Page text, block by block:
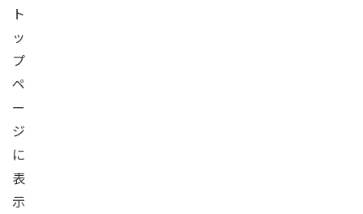
ト
ッ
プ
ペ
ー
ジ
に
表
示